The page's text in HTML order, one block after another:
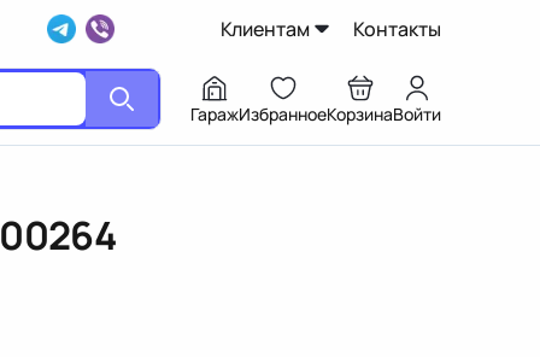
Клиентам Контакты
ГаражИзбранноеКорзинаВойти